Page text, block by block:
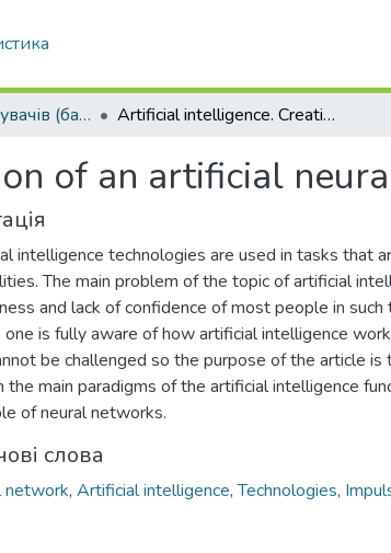
Публікації здобувачів (бакалаврів. магістрів, аспірантів) Artificial intelligence. Creation of an artificial neural network
of an artificial
intelligence technologies are used in tasks that
The main problem of the topic of artificial
and lack of confidence of most people in
is fully aware of how artificial intelligence
be challenged so the purpose of the article is
the main paradigms of the artificial intelligence
of neural networks.
слова
network, Artificial intelligence,Technologies,